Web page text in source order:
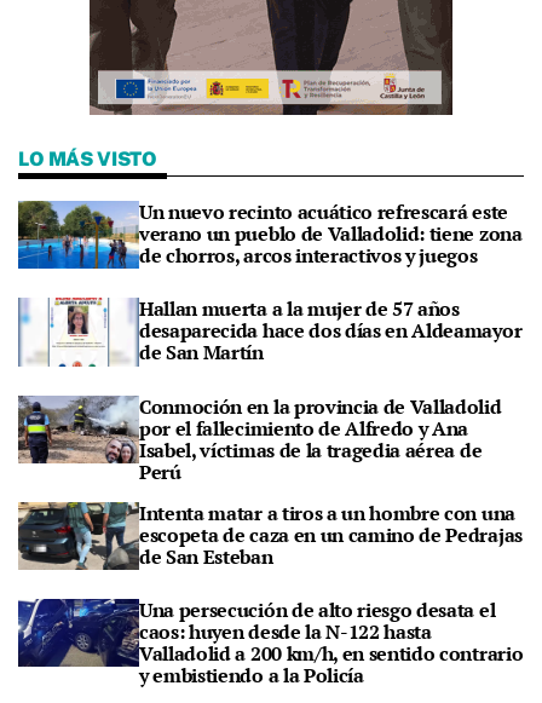
LO MÁS VISTO
Un nuevo recinto acuático refrescará este
verano un pueblo de Valladolid: tiene zona
de chorros, arcos interactivos y juegos
Hallan muerta a la mujer de 57 años
desaparecida hace dos días en Aldeamayor
de San Martín
Conmoción en la provincia de Valladolid
por el fallecimiento de Alfredo y Ana
Isabel, víctimas de la tragedia aérea de
Perú
Intenta matar a tiros a un hombre con una
escopeta de caza en un camino de Pedrajas
de San Esteban
Una persecución de alto riesgo desata el
caos: huyen desde la N-122 hasta
Valladolid a 200 km/h, en sentido contrario
y embistiendo a la Policía